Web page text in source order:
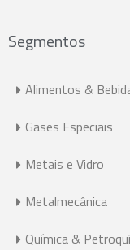
Segmentos
Alimentos &
Gases Especiais
Metais e Vidro
Metalmecânica
Química &